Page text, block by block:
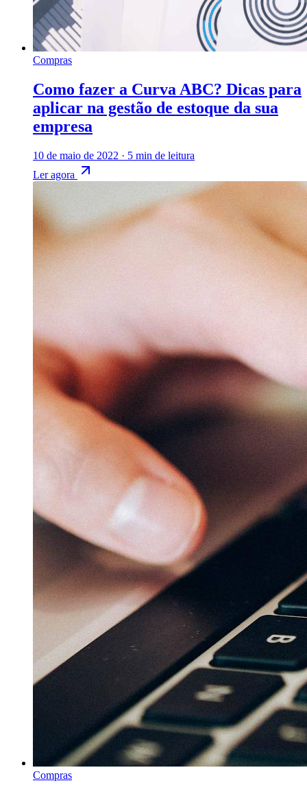
Compras
Como fazer a Curva ABC? Dicas para
aplicar na gestão de estoque da sua
empresa
10 de maio de 2022 · 5 min de leitura
Ler agora
Compras